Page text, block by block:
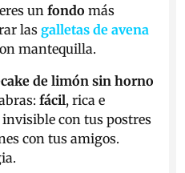
unfondomás
lasgalletas de avena
mantequilla.
de limón sin horno
fácil, rica e
con tus postres
con tus amigos.